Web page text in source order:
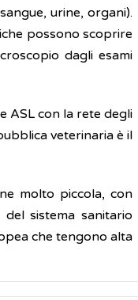
urine, organi).
possono scoprire
dagli esami
ASL con la rete degli
veterinaria è il
molto piccola, con
sistema sanitario
che tengono alta